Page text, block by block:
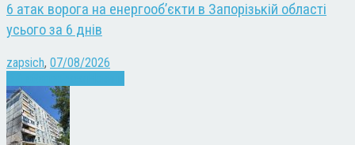
6 атак ворога на енергооб’єкти в Запорізькій області
усього за 6 днів
zapsich, 07/08/2026